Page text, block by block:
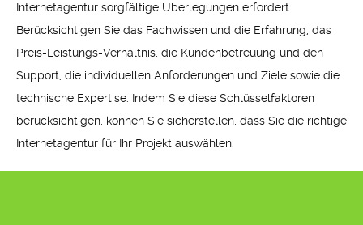
Internetagentur sorgfältige Überlegungen erfordert.
Berücksichtigen Sie das Fachwissen und die Erfahrung, das
Preis-Leistungs-Verhältnis, die Kundenbetreuung und den
Support, die individuellen Anforderungen und Ziele sowie die
technische Expertise. Indem Sie diese Schlüsselfaktoren
berücksichtigen, können Sie sicherstellen, dass Sie die richtige
Internetagentur für Ihr Projekt auswählen.